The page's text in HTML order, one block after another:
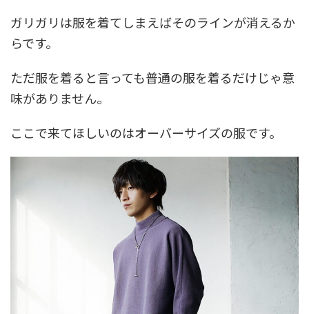
ガリガリは服を着てしまえばそのラインが消えるか
らです。
ただ服を着ると言っても普通の服を着るだけじゃ意
味がありません。
ここで来てほしいのはオーバーサイズの服です。